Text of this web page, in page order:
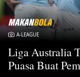
A-LEAGUE
Liga Australia
Puasa Buat